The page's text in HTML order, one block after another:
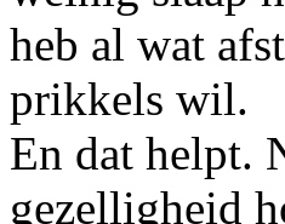
heb al wat
prikkels wil.
En dat helpt.
gezelligheid